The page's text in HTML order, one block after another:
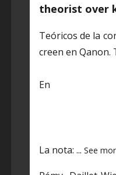
theorist over
Teóricos de la
creen en Qanon.
En
La nota: ... See